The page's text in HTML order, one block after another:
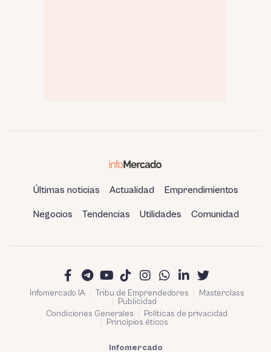
Últimas noticias Actualidad Emprendimientos
Negocios Tendencias Utilidades Comunidad
Infomercado IA Tribu de Emprendedores
Masterclass
Publicidad
Condiciones Generales
Políticas de privacidad
Principios éticos
Infomercado